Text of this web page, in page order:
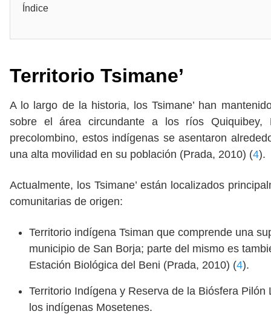
Índice
Territorio Tsimane’
A lo largo de la historia, los Tsimane’ han
sobre el área circundante a los ríos
precolombino, estos indígenas se asentaron
una alta movilidad en su población (Prada, 2010) (4).
Actualmente, los Tsimane’ están localizados
comunitarias de origen:
Territorio indígena Tsiman que comprende una
municipio de San Borja; parte del mismo es
Estación Biológica del Beni (Prada, 2010) (4).
Territorio Indígena y Reserva de la Biósfera
los indígenas Mosetenes.